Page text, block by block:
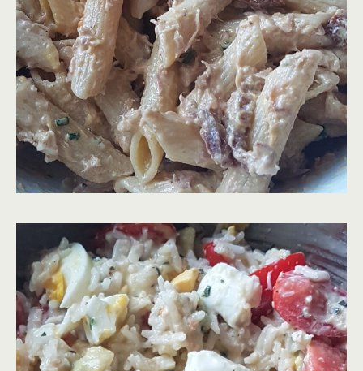
Entremet au chocolat moelleux au chocolat individuel et de
sa crème anglaise
Prix 3€ par personne
Soirée orientale ; Couscous ( merguez, poulet), gâteau à
l’orange 13€ /pers
Soirée italienne: lasagne bolognaises, tiramisu 11€/pers
Soirée créole: jambalaya poulet, rocher coco 11€/pers
Soirée pique-nique: planche de charcuterie avec salade